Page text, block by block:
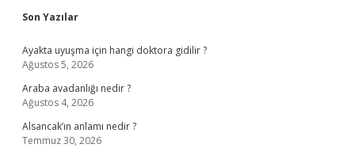
Sidebar
Son Yazılar
Ayakta uyuşma için hangi doktora gidilir ?
Ağustos 5, 2026
Araba avadanlığı nedir ?
Ağustos 4, 2026
Alsancak’ın anlamı nedir ?
Temmuz 30, 2026